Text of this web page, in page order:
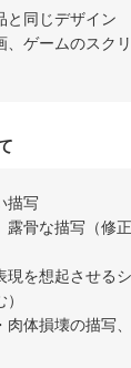
と同じデザイン
、ゲームのスク
描写
露骨な描写（修
現を想起させる
肉体損壊の描写